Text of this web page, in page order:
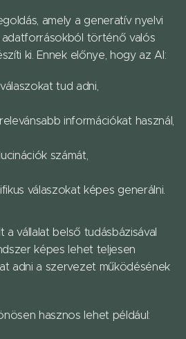
amely a generatív nyelvi
adatforrásokból történő valós
ki. Ennek előnye, hogy az AI:
tud adni,
információkat használ,
számát,
válaszokat képes generálni.
a vállalat belső tudásbázisával
képes lehet teljesen
adni a szervezet működésének
hasznos lehet például: